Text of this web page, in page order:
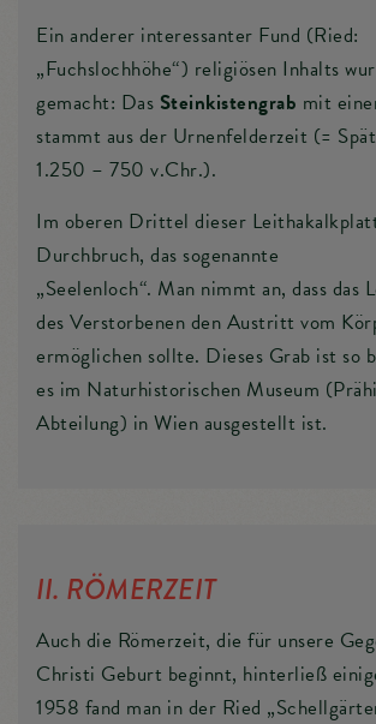
Ein anderer interessanter Fund (Ried:
„Fuchslochhöhe“) religiösen Inhalts
gemacht: Das Steinkistengrab mit
stammt aus der Urnenfelderzeit (=
1.250 – 750 v.Chr.).
Im oberen Drittel dieser
Durchbruch, das sogenannte
„Seelenloch“. Man nimmt an, dass das
des Verstorbenen den Austritt vom
ermöglichen sollte. Dieses Grab ist so
es im Naturhistorischen Museum
Abteilung) in Wien ausgestellt ist.
II. RÖMERZEIT
Auch die Römerzeit, die für unsere
Christi Geburt beginnt, hinterließ
1958 fand man in der Ried